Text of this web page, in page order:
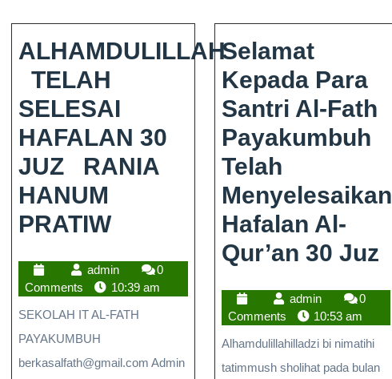
ALHAMDULILLAH
TELAH
SELESAI
HAFALAN 30
JUZ RANIA
HANUM
PRATIW
admin
0
Comments
10:39 am
SEKOLAH IT AL-FATH
PAYAKUMBUH
berkasalfath@gmail.com Admin
Selamat
Kepada Para
Santri Al-Fath
Payakumbuh
Telah
Menyelesaikan
Hafalan Al-
Qur’an 30 Juz
admin
0
Comments
10:53 am
Alhamdulillahilladzi bi nimatihi
tatimmush sholihat pada bulan